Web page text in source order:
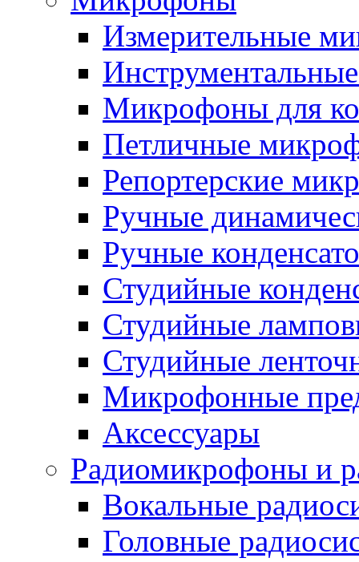
Измерительные
Микрофоны для
Петличные
Репортерские
Ручные
Ручные
Студийные
Студийные
Студийные
Микрофонные
Аксессуары
Радиомикрофоны и
Вокальные
Головные